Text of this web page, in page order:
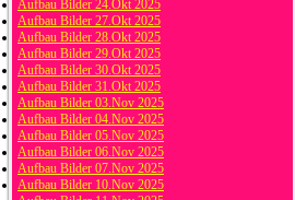
Aufbau Bilder 24.Okt 2025
Aufbau Bilder 27.Okt 2025
Aufbau Bilder 28.Okt 2025
Aufbau Bilder 29.Okt 2025
Aufbau Bilder 30.Okt 2025
Aufbau Bilder 31.Okt 2025
Aufbau Bilder 03.Nov 2025
Aufbau Bilder 04.Nov 2025
Aufbau Bilder 05.Nov 2025
Aufbau Bilder 06.Nov 2025
Aufbau Bilder 07.Nov 2025
Aufbau Bilder 10.Nov 2025